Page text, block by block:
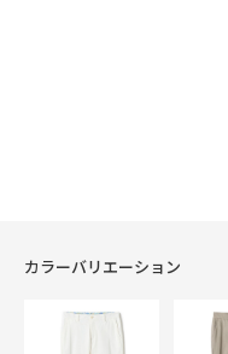
カラーバリエーション